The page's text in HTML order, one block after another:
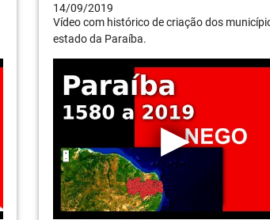
14/09/2019
Vídeo com histórico de criação dos
estado da Paraíba.